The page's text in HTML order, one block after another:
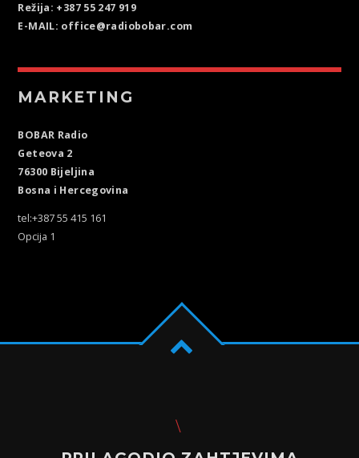
Režija: +387 55 247 919
E-MAIL: office@radiobobar.com
MARKETING
BOBAR Radio
Geteova 2
76300 Bijeljina
Bosna i Hercegovina
tel:+387 55 415 161
Opcija 1